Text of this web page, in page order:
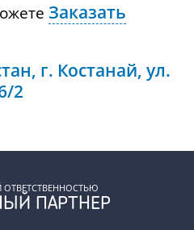
Заказать
г. Костанай, ул.
2
ПАРТНЕР